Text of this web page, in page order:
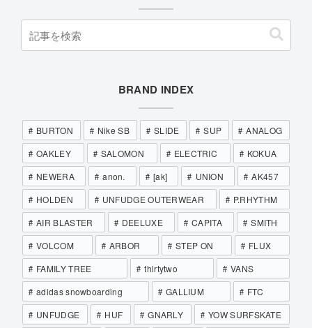
BRAND INDEX
BURTON Nike SB SLIDE SUP
ANALOG
OAKLEY
SALOMON ELECTRIC
KOKUA
NEWERA
anon. [ak] UNION
AK457
HOLDEN
UNFUDGE OUTERWEAR
P.RHYTHM
AIR BLASTER
DEELUXE CAPITA
SMITH
VOLCOM
ARBOR STEP ON
FLUX
FAMILY TREE
thirtytwo
VANS
adidas snowboarding
GALLIUM
FTC
UNFUDGE
HUF GNARLY
YOW SURFSKATE